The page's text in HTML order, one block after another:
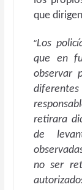
que
“Los
que en
observar
diferentes
retirara
de
no ser